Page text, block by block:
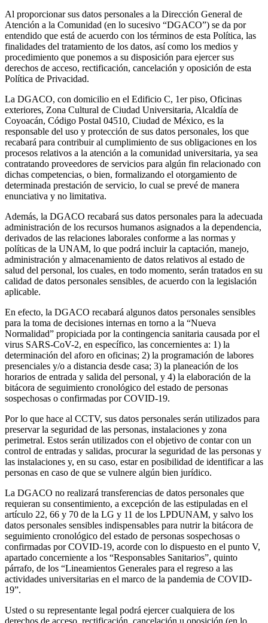
Al proporcionar sus datos personales a la Dirección General de
Atención a la Comunidad (en lo sucesivo “DGACO”) se da por
entendido que está de acuerdo con los términos de esta Política, las
finalidades del tratamiento de los datos, así como los medios y
procedimiento que ponemos a su disposición para ejercer sus
derechos de acceso, rectificación, cancelación y oposición de esta
Política de Privacidad.
La DGACO, con domicilio en el Edificio C, 1er piso, Oficinas
exteriores, Zona Cultural de Ciudad Universitaria, Alcaldía de
Coyoacán, Código Postal 04510, Ciudad de México, es la
responsable del uso y protección de sus datos personales, los que
recabará para contribuir al cumplimiento de sus obligaciones en los
procesos relativos a la atención a la comunidad universitaria, ya sea
contratando proveedores de servicios para algún fin relacionado con
dichas competencias, o bien, formalizando el otorgamiento de
determinada prestación de servicio, lo cual se prevé de manera
enunciativa y no limitativa.
Además, la DGACO recabará sus datos personales para la adecuada
administración de los recursos humanos asignados a la dependencia,
derivados de las relaciones laborales conforme a las normas y
políticas de la UNAM, lo que podrá incluir la captación, manejo,
administración y almacenamiento de datos relativos al estado de
salud del personal, los cuales, en todo momento, serán tratados en su
calidad de datos personales sensibles, de acuerdo con la legislación
aplicable.
En efecto, la DGACO recabará algunos datos personales sensibles
para la toma de decisiones internas en torno a la “Nueva
Normalidad” propiciada por la contingencia sanitaria causada por el
virus SARS-CoV-2, en específico, las concernientes a: 1) la
determinación del aforo en oficinas; 2) la programación de labores
presenciales y/o a distancia desde casa; 3) la planeación de los
horarios de entrada y salida del personal, y 4) la elaboración de la
bitácora de seguimiento cronológico del estado de personas
sospechosas o confirmadas por COVID-19.
Por lo que hace al CCTV, sus datos personales serán utilizados para
preservar la seguridad de las personas, instalaciones y zona
perimetral. Estos serán utilizados con el objetivo de contar con un
control de entradas y salidas, procurar la seguridad de las personas y
las instalaciones y, en su caso, estar en posibilidad de identificar a las
personas en caso de que se vulnere algún bien jurídico.
La DGACO no realizará transferencias de datos personales que
requieran su consentimiento, a excepción de las estipuladas en el
artículo 22, 66 y 70 de la LG y 11 de los LPDUNAM, y salvo los
datos personales sensibles indispensables para nutrir la bitácora de
seguimiento cronológico del estado de personas sospechosas o
confirmadas por COVID-19, acorde con lo dispuesto en el punto V,
apartado concerniente a los “Responsables Sanitarios”, quinto
párrafo, de los “Lineamientos Generales para el regreso a las
actividades universitarias en el marco de la pandemia de COVID-
19”.
Usted o su representante legal podrá ejercer cualquiera de los